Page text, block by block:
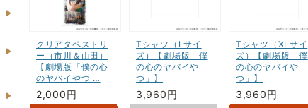
クリアタペストリ
ー（市川＆山田）
【劇場版「僕の心
のヤバイやつ …
2,000円
Tシャツ（Lサイ
ズ）【劇場版「僕
の心のヤバイや
つ」】
3,960円
Tシャツ（XLサイ
ズ）【劇場版「僕
の心のヤバイや
つ」】
3,960円